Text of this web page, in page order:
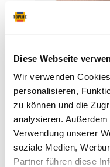
Diese Webseite
Wir verwenden
personalisieren,
zu können und die
analysieren.
Verwendung unserer
soziale Medien,
Partner führen diese
Mirka
Abranet Ace ist
nahezu
die neueste